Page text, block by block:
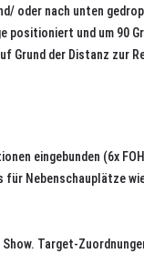
oder nach unten
und um 90
Grund der Distanz
eingebunden (6x
Nebenschauplätze
Target-